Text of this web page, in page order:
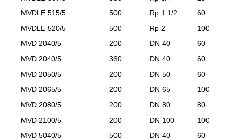
MVDLE 515/5
500 Rp 1 1/2
60
MVDLE 520/5
500 Rp 2
100
MVD 2040/5
200 DN 40
60
MVD 2040/5
360 DN 40
60
MVD 2050/5
200 DN 50
60
MVD 2065/5
200 DN 65
100
MVD 2080/5
200 DN 80
80
MVD 2100/5
200 DN 100
100
MVD 5040/5
500 DN 40
60